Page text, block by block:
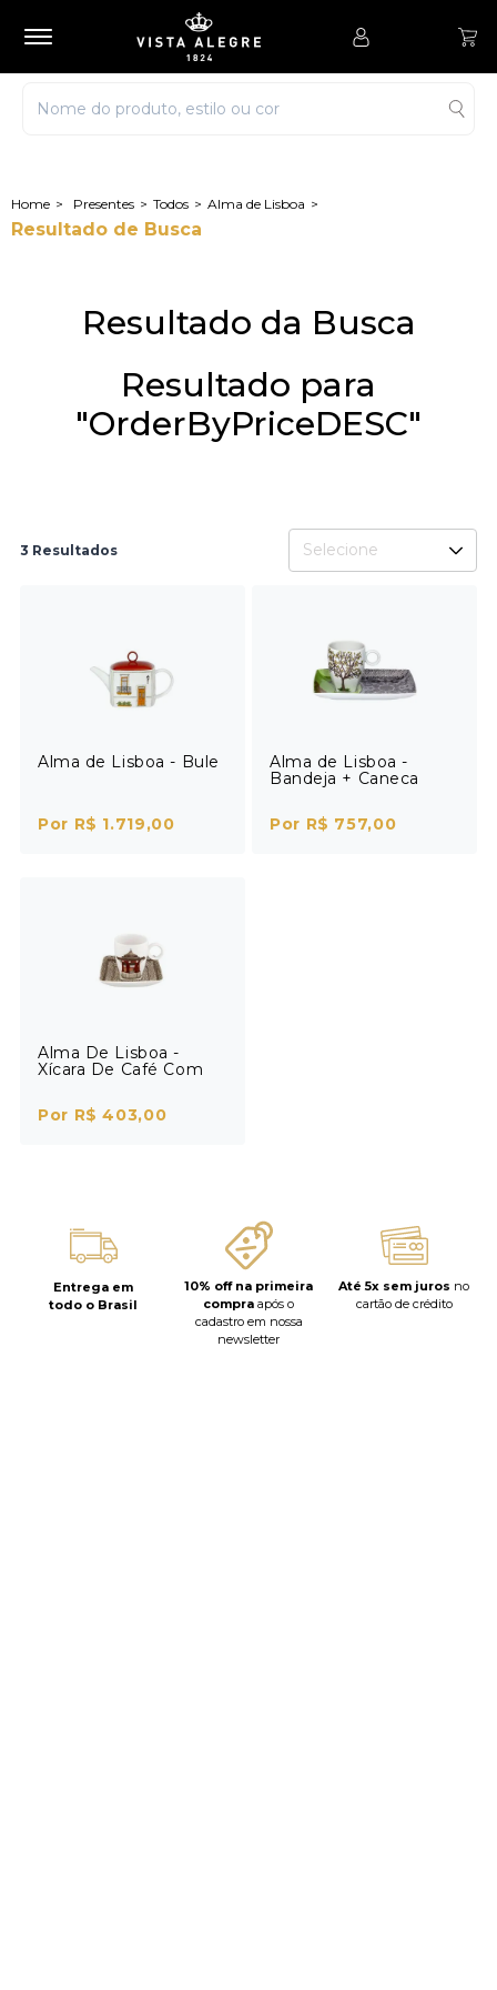
Presentes Todos Alma de Lisboa
Resultado de Busca
Resultado da Busca
Resultado para
"OrderByPriceDESC"
3 Resultados Selecione
Alma de Lisboa - Bule
Por R$ 1.719,00
Alma de Lisboa -
Bandeja + Caneca
Por R$ 757,00
Alma De Lisboa -
Xícara De Café Com
Por R$ 403,00
Entrega em
todo o Brasil
10% off na primeira
compra após o
cadastro em nossa
newsletter
Até 5x sem juros no
cartão de crédito